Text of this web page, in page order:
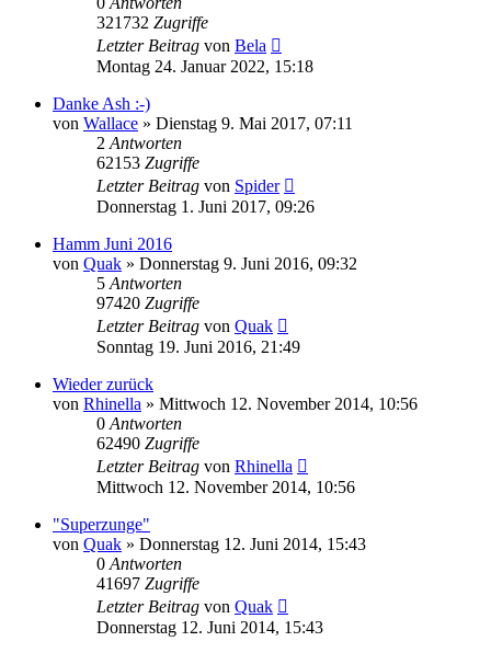
321732 Zugriffe
Letzter Beitrag von Bela
Montag 24. Januar 2022, 15:18
Danke Ash :-)
von Wallace » Dienstag 9. Mai 2017, 07:11
2 Antworten
62153 Zugriffe
Letzter Beitrag von Spider
Donnerstag 1. Juni 2017, 09:26
Hamm Juni 2016
von Quak » Donnerstag 9. Juni 2016, 09:32
5 Antworten
97420 Zugriffe
Letzter Beitrag von Quak
Sonntag 19. Juni 2016, 21:49
Wieder zurück
von Rhinella » Mittwoch 12. November 2014, 10:56
0 Antworten
62490 Zugriffe
Letzter Beitrag von Rhinella
Mittwoch 12. November 2014, 10:56
"Superzunge"
von Quak » Donnerstag 12. Juni 2014, 15:43
0 Antworten
41697 Zugriffe
Letzter Beitrag von Quak
Donnerstag 12. Juni 2014, 15:43